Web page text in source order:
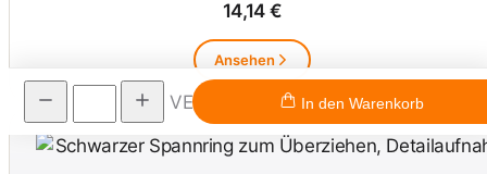
14,14 €
Ansehen
VE In den Warenkorb